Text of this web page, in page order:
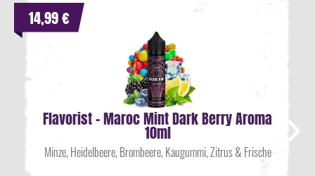
Flavorist - Maroc Mint Dark Berry Aroma
10ml
Minze, Heidelbeere, Brombeere, Kaugummi, Zitrus & Frische
14,99 €